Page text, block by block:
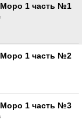
Моро 1 часть №1
Моро 1 часть №2
Моро 1 часть №3